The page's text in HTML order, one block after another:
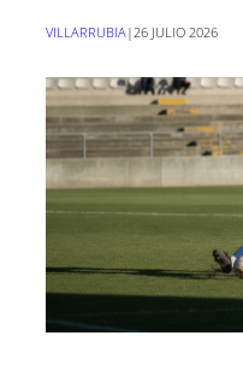
VILLARRUBIA|26 JULIO 2026